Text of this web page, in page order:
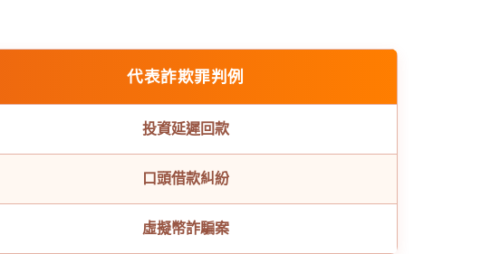
代表詐欺罪判例
投資延遲回款
口頭借款糾紛
虛擬幣詐騙案